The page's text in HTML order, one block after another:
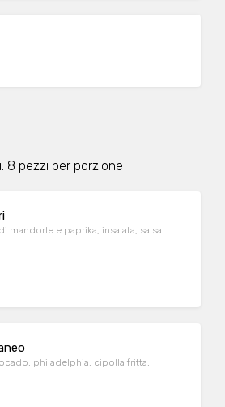
8 pezzi per porzione
mandorle e paprika, insalata, salsa
philadelphia, cipolla fritta,